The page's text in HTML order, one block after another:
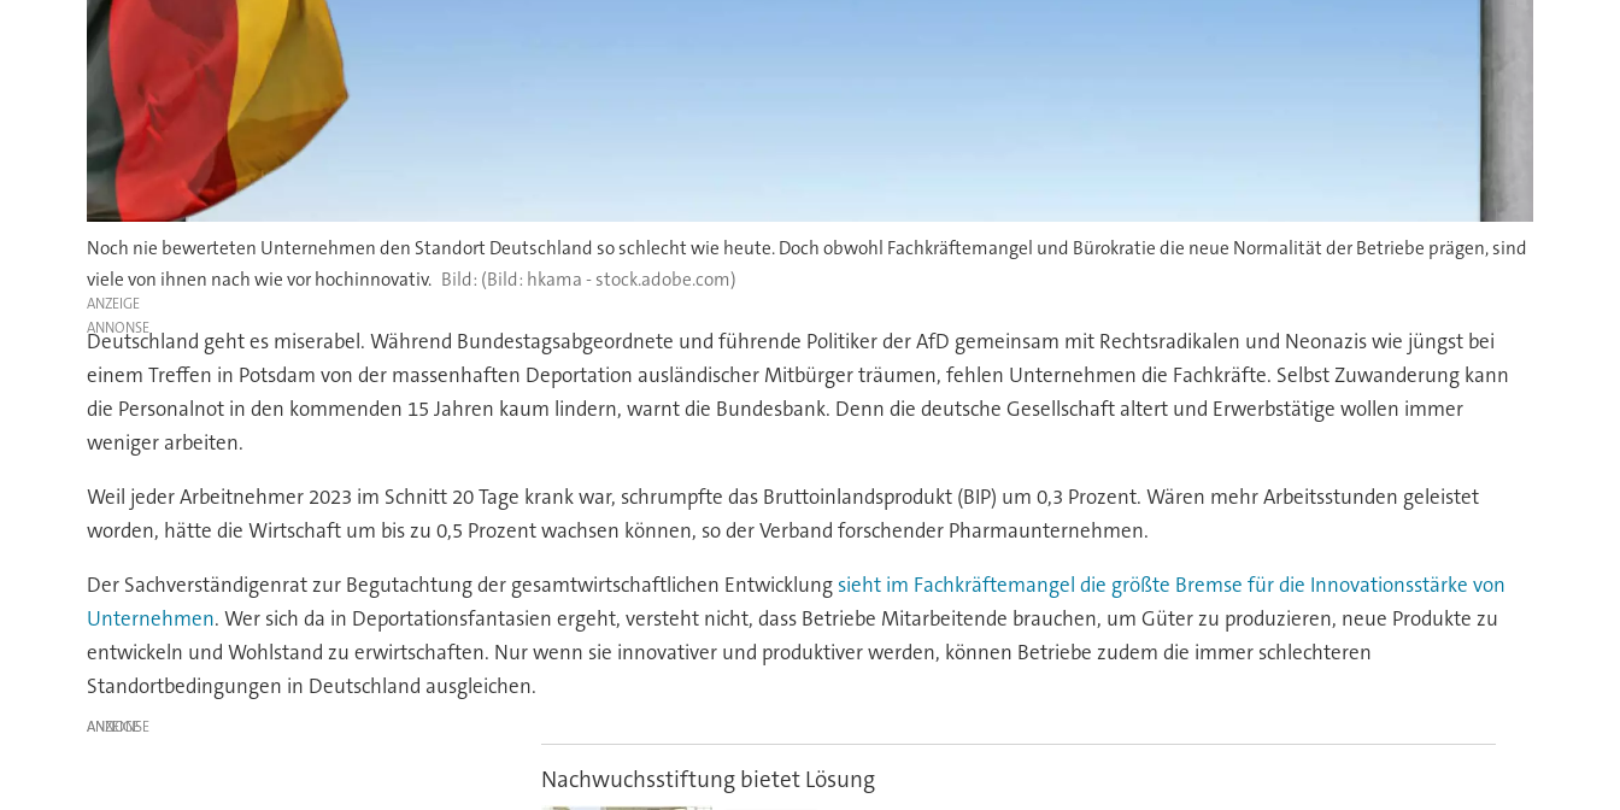
Noch nie bewerteten Unternehmen den Standort Deutschland so schlecht wie heute. Doch obwohl Fachkräftemangel und Bürokratie die neue Normalität der Betriebe prägen, sind
viele von ihnen nach wie vor hochinnovativ.
(Bild: hkama - stock.adobe.com)
ANZEIGE
Deutschland geht es miserabel. Während Bundestagsabgeordnete und führende Politiker der AfD gemeinsam mit Rechtsradikalen und Neonazis wie jüngst bei
einem Treffen in Potsdam von der massenhaften Deportation ausländischer Mitbürger träumen, fehlen Unternehmen die Fachkräfte. Selbst Zuwanderung kann
die Personalnot in den kommenden 15 Jahren kaum lindern, warnt die Bundesbank. Denn die deutsche Gesellschaft altert und Erwerbstätige wollen immer
weniger arbeiten.
Weil jeder Arbeitnehmer 2023 im Schnitt 20 Tage krank war, schrumpfte das Bruttoinlandsprodukt (BIP) um 0,3 Prozent. Wären mehr Arbeitsstunden geleistet
worden, hätte die Wirtschaft um bis zu 0,5 Prozent wachsen können, so der Verband forschender Pharmaunternehmen.
Der Sachverständigenrat zur Begutachtung der gesamtwirtschaftlichen Entwicklung sieht im Fachkräftemangel die größte Bremse für die Innovationsstärke von
Unternehmen. Wer sich da in Deportationsfantasien ergeht, versteht nicht, dass Betriebe Mitarbeitende brauchen, um Güter zu produzieren, neue Produkte zu
entwickeln und Wohlstand zu erwirtschaften. Nur wenn sie innovativer und produktiver werden, können Betriebe zudem die immer schlechteren
Standortbedingungen in Deutschland ausgleichen.
ANZEIGE
Nachwuchsstiftung bietet Lösung